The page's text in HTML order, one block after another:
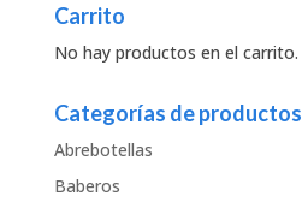
Carrito
No hay productos en el carrito.
Categorías de productos
Abrebotellas
Baberos